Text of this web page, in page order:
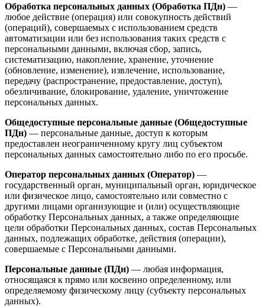
Обработка персональных данных (Обработка ПДн) —
любое действие (операция) или совокупность действий
(операций), совершаемых с использованием средств
автоматизации или без использования таких средств с
персональными данными, включая сбор, запись,
систематизацию, накопление, хранение, уточнение
(обновление, изменение), извлечение, использование,
передачу (распространение, предоставление, доступ),
обезличивание, блокирование, удаление, уничтожение
персональных данных.
Общедоступные персональные данные (Общедоступные
ПДн) — персональные данные, доступ к которым
предоставлен неограниченному кругу лиц субъектом
персональных данных самостоятельно либо по его просьбе.
Оператор персональных данных (Оператор) —
государственный орган, муниципальный орган, юридическое
или физическое лицо, самостоятельно или совместно с
другими лицами организующие и (или) осуществляющие
обработку Персональных данных, а также определяющие
цели обработки Персональных данных, состав Персональных
данных, подлежащих обработке, действия (операции),
совершаемые с Персональными данными.
Персональные данные (ПДн) — любая информация,
относящаяся к прямо или косвенно определенному, или
определяемому физическому лицу (субъекту персональных
данных).